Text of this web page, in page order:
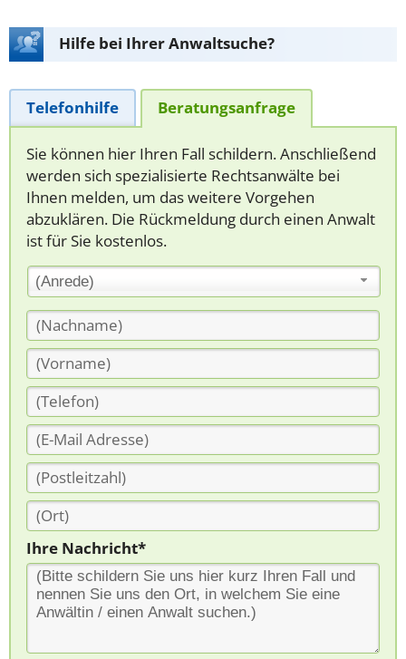
Hilfe bei Ihrer Anwaltsuche?
Telefonhilfe Beratungsanfrage
Sie können hier Ihren Fall schildern. Anschließend
werden sich spezialisierte Rechtsanwälte bei
Ihnen melden, um das weitere Vorgehen
abzuklären. Die Rückmeldung durch einen Anwalt
ist für Sie kostenlos.
(Anrede)
Ihre Nachricht*